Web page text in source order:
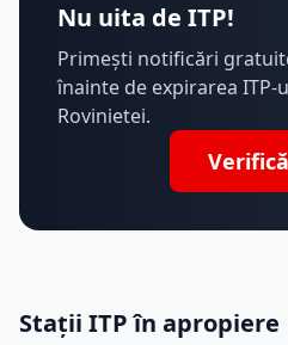
Nu uita de ITP!
Primești notificări
înainte de expirarea ITP-
Rovinietei.
Stații ITP în apropiere